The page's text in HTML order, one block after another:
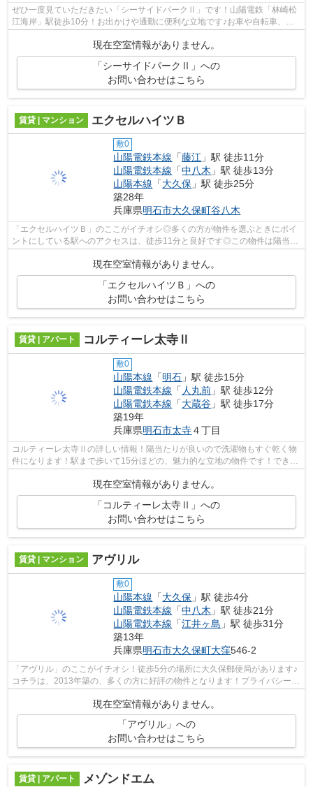
ぜひ一度見ていただきたい「シーサイドパークⅡ」です！山陽電鉄「林崎松
江海岸」駅徒歩10分！お出かけや通勤に便利な立地です♪お車や自転車、バ
イクで通勤の方も安心の敷地内駐車場・...
現在空室情報がありません。
「シーサイドパークⅡ」への
お問い合わせはこちら
賃貸 | マンション エクセルハイツＢ
敷0
山陽電鉄本線 「藤江 」駅 徒歩11分
山陽電鉄本線 「中八木 」駅 徒歩13分
山陽本線 「大久保 」駅 徒歩25分
築28年
兵庫県明石市大久保町谷八木
「エクセルハイツＢ」のここがイチオシ◎多くの方が物件を選ぶときにポイ
ントにしている駅へのアクセスは、徒歩11分と良好です◎この物件は陽当り
現在空室情報がありません。
「エクセルハイツＢ」への
お問い合わせはこちら
賃貸 | アパート コルティーレ太寺Ⅱ
敷0
山陽本線 「明石 」駅 徒歩15分
山陽電鉄本線 「 人丸前 」駅 徒歩12分
山陽電鉄本線 「大蔵谷 」駅 徒歩17分
築19年
兵庫県明石市太寺４丁目
コルティーレ太寺Ⅱの詳しい情報！陽当たりが良いので洗濯物もすぐ乾く物
件になります！駅まで歩いて15分ほどの、魅力的な立地の物件です！できる
現在空室情報がありません。
「コルティーレ太寺Ⅱ」への
お問い合わせはこちら
賃貸 | マンション アヴリル
敷0
山陽本線 「大久保 」駅 徒歩4分
山陽電鉄本線 「中八木 」駅 徒歩21分
山陽電鉄本線 「江井ヶ島 」駅 徒歩31分
築13年
兵庫県明石市大久保町大窪546-2
「アヴリル」のここがイチオシ！徒歩5分の場所に大久保郵便局があります♪
コチラは、2013年築の、多くの方に好評の物件となります！プライバシーに
も配慮した防音性の高いマンション☆山...
現在空室情報がありません。
「アヴリル」への
お問い合わせはこちら
賃貸 | アパート メゾンドエム